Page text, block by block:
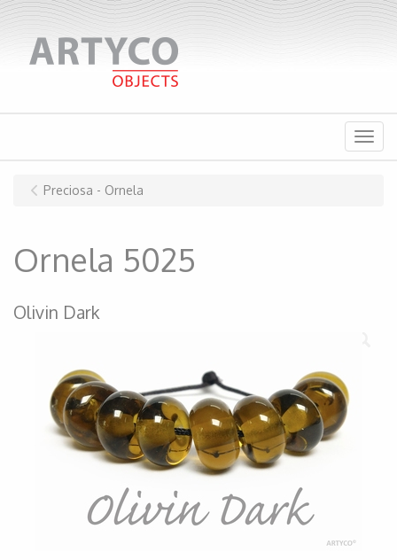
Menu
Preciosa - Ornela
Ornela 5025
Olivin Dark